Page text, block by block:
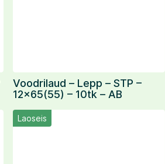
Voodrilaud – Lepp – STP –
12×65(55) – 10tk – AB
Laoseis